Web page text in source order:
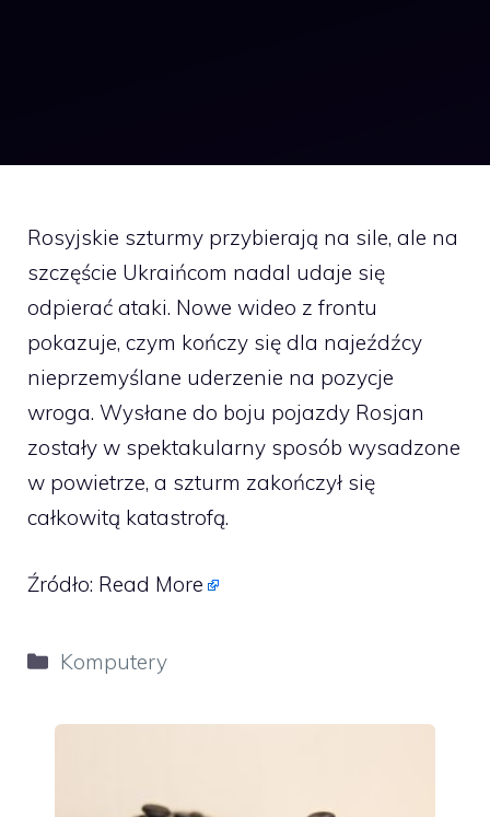
Rosyjskie szturmy przybierają na sile, ale na
szczęście Ukraińcom nadal udaje się
odpierać ataki. Nowe wideo z frontu
pokazuje, czym kończy się dla najeźdźcy
nieprzemyślane uderzenie na pozycje
wroga. Wysłane do boju pojazdy Rosjan
zostały w spektakularny sposób wysadzone
w powietrze, a szturm zakończył się
całkowitą katastrofą.
Źródło: Read More
Kategorie
Komputery